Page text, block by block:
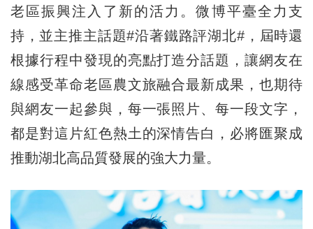
老區振興注入了新的活力。微博平臺全力支
持，並主推主話題#沿著鐵路評湖北#，屆時還
根據行程中發現的亮點打造分話題，讓網友在
線感受革命老區農文旅融合最新成果，也期待
與網友一起參與，每一張照片、每一段文字，
都是對這片紅色熱土的深情告白，必將匯聚成
推動湖北高品質發展的強大力量。